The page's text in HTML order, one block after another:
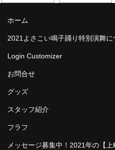
ホーム
2021よさこい鳴子踊り特別演舞に
Login Customizer
お問合せ
グッズ
スタッフ紹介
フラフ
メッセージ募集中！2021年の【